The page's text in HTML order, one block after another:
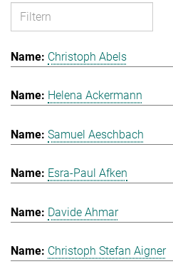
Christoph Abels
Helena Ackermann
Samuel Aeschbach
Esra-Paul Afken
Davide Ahmar
Christoph Stefan Aigner